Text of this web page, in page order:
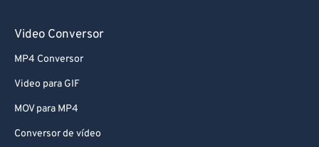
Video Conversor
MP4 Conversor
Video para GIF
MOV para MP4
Conversor de vídeo